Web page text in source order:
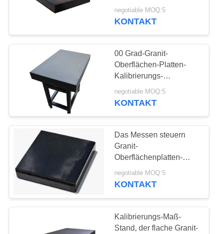
besonders an
negotiable MOQ:5
KONTAKT
00 Grad-Granit-
Oberflächen-Platten-
Kalibrierungs-
Flachheits-Einhüllungs-
Stein flach
negotiable MOQ:5
KONTAKT
Das Messen steuern
Granit-
Oberflächenplatten-
Ebene der Präzisions-
1000 X2000
negotiable MOQ:5
KONTAKT
Kalibrierungs-Maß-
Stand, der flache Granit-